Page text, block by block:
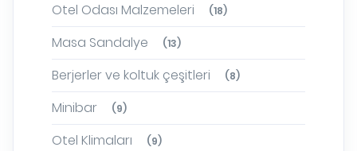
Otel Odası Malzemeleri (18)
Masa Sandalye (13)
Berjerler ve koltuk çeşitleri (8)
Minibar (9)
Otel Klimaları (9)